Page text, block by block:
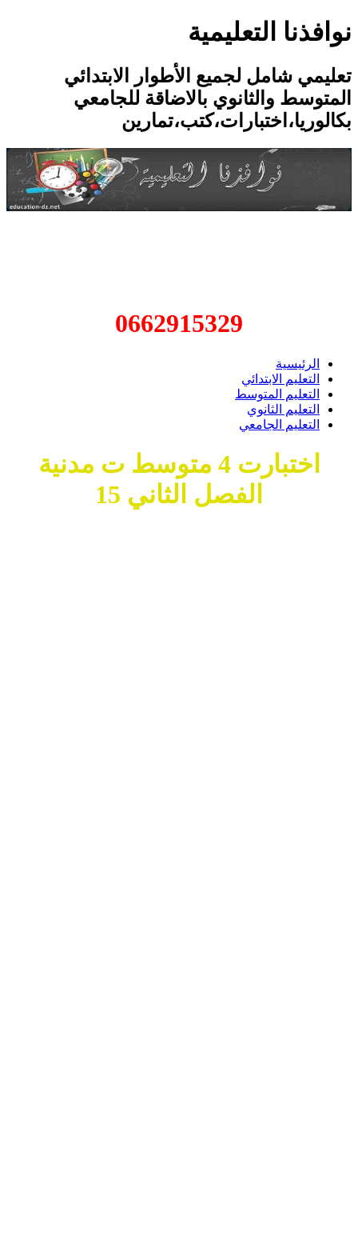
نوافذنا التعليمية
تعليمي شامل لجميع الأطوار الابتدائي
المتوسط والثانوي بالاضاقة للجامعي
بكالوريا،اختبارات،كتب،تمارين
0662915329
الرئيسية
التعليم الابتدائي
التعليم المتوسط
التعليم الثانوي
التعليم الجامعي
اختبارت 4 متوسط ت مدنية
الفصل الثاني ‫15‫‬